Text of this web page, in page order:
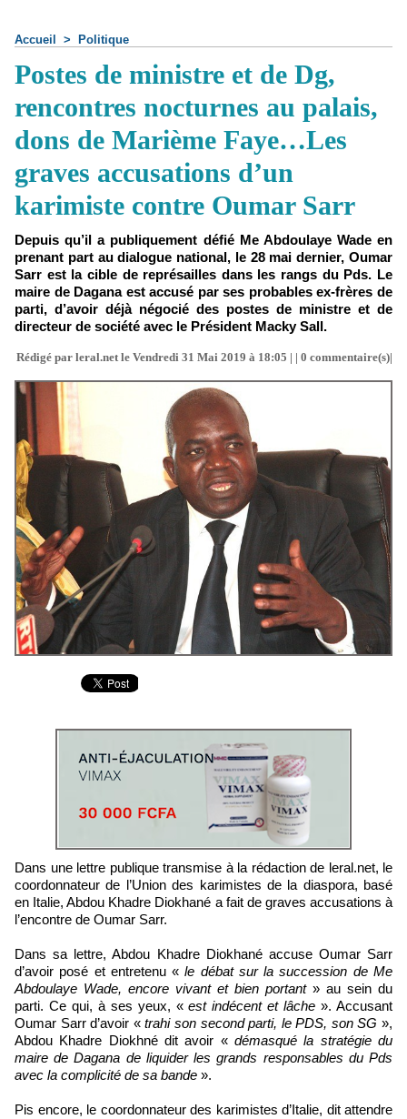
Accueil > Politique
Postes de ministre et de Dg,
rencontres nocturnes au palais,
dons de Marième Faye…Les
graves accusations d’un
karimiste contre Oumar Sarr
Depuis qu’il a publiquement défié Me Abdoulaye Wade en
prenant part au dialogue national, le 28 mai dernier, Oumar
Sarr est la cible de représailles dans les rangs du Pds. Le
maire de Dagana est accusé par ses probables ex-frères de
parti, d’avoir déjà négocié des postes de ministre et de
directeur de société avec le Président Macky Sall.
Rédigé par leral.net le Vendredi 31 Mai 2019 à 18:05 | | 0 commentaire(s)|
Dans une lettre publique transmise à la rédaction de leral.net, le
coordonnateur de l’Union des karimistes de la diaspora, basé
en Italie, Abdou Khadre Diokhané a fait de graves accusations à
l’encontre de Oumar Sarr.
Dans sa lettre, Abdou Khadre Diokhané accuse Oumar Sarr
d’avoir posé et entretenu «le débat sur la succession de Me
Abdoulaye Wade, encore vivant et bien portant» au sein du
parti. Ce qui, à ses yeux, «est indécent et lâche». Accusant
Oumar Sarr d’avoir «trahi son second parti, le PDS, son SG »,
Abdou Khadre Diokhné dit avoir «démasqué la stratégie du
maire de Dagana de liquider les grands responsables du Pds
avec la complicité de sa bande ».
Pis encore, le coordonnateur des karimistes d’Italie, dit attendre